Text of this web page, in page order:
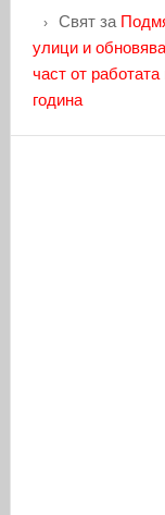
Святза
улици и
част от
година